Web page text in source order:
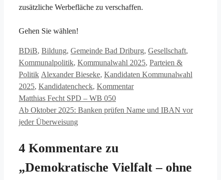
zusätzliche Werbefläche zu verschaffen.
Gehen Sie wählen!
Kategorien
BDiB, Bildung, Gemeinde Bad Driburg, Gesellschaft,
Kommunalpolitik, Kommunalwahl 2025, Parteien &
Politik Schlagwörter
Alexander Bieseke, Kandidaten Kommunalwahl
2025, Kandidatencheck, Kommentar
Matthias Fecht SPD – WB 050
Ab Oktober 2025: Banken prüfen Name und IBAN vor
jeder Überweisung
4 Kommentare zu
„Demokratische Vielfalt – ohne